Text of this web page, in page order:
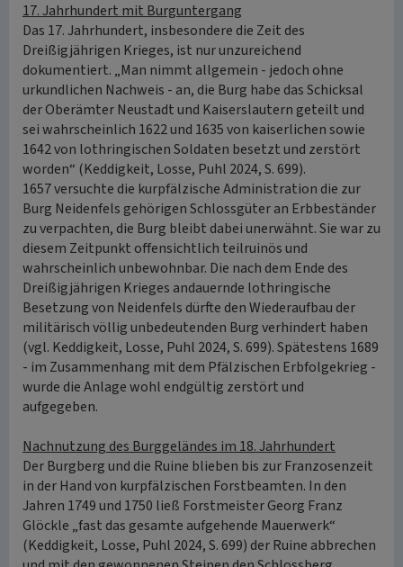
17. Jahrhundert mit Burguntergang
Das 17. Jahrhundert, insbesondere die Zeit des
Dreißigjährigen Krieges, ist nur unzureichend
dokumentiert. „Man nimmt allgemein - jedoch ohne
urkundlichen Nachweis - an, die Burg habe das Schicksal
der Oberämter Neustadt und Kaiserslautern geteilt und
sei wahrscheinlich 1622 und 1635 von kaiserlichen sowie
1642 von lothringischen Soldaten besetzt und zerstört
worden“ (Keddigkeit, Losse, Puhl 2024, S. 699).
1657 versuchte die kurpfälzische Administration die zur
Burg Neidenfels gehörigen Schlossgüter an Erbbeständer
zu verpachten, die Burg bleibt dabei unerwähnt. Sie war zu
diesem Zeitpunkt offensichtlich teilruinös und
wahrscheinlich unbewohnbar. Die nach dem Ende des
Dreißigjährigen Krieges andauernde lothringische
Besetzung von Neidenfels dürfte den Wiederaufbau der
militärisch völlig unbedeutenden Burg verhindert haben
(vgl. Keddigkeit, Losse, Puhl 2024, S. 699). Spätestens 1689
- im Zusammenhang mit dem Pfälzischen Erbfolgekrieg -
wurde die Anlage wohl endgültig zerstört und
aufgegeben.
Nachnutzung des Burggeländes im 18. Jahrhundert
Der Burgberg und die Ruine blieben bis zur Franzosenzeit
in der Hand von kurpfälzischen Forstbeamten. In den
Jahren 1749 und 1750 ließ Forstmeister Georg Franz
Glöckle „fast das gesamte aufgehende Mauerwerk“
(Keddigkeit, Losse, Puhl 2024, S. 699) der Ruine abbrechen